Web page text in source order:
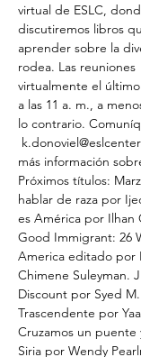
virtual de ESLC,
discutiremos libros
aprender sobre la
rodea. Las reuniones
virtualmente el
a las 11 a. m., a
lo contrario.
más información
Próximos títulos:
hablar de raza por
es América por Ilhan
Good Immigrant: 26
America editado por
Chimene Suleyman.
Discount por Syed
Trascendente por
Cruzamos un puente
Siria por Wendy